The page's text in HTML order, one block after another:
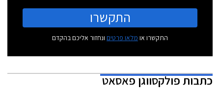
התקשרו
התקשרו או מלאו פרטים ונחזור אליכם בהקדם
כתבותפולקסווגן פאסאט